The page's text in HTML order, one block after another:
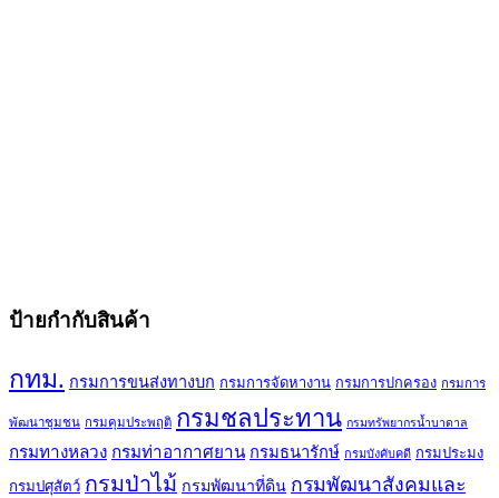
ป้ายกำกับสินค้า
กทม. กรมการขนส่งทางบก กรมการจัดหางาน กรมการปกครอง กรมการ
พัฒนาชุมชน กรมคุมประพฤติ กรมชลประทาน กรมทรัพยากรน้ำบาดาล
กรมทางหลวง กรมท่าอากาศยาน กรมธนารักษ์ กรมบังคับคดี กรมประมง
กรมปศุสัตว์ กรมป่าไม้ กรมพัฒนาที่ดิน กรมพัฒนาสังคมและ